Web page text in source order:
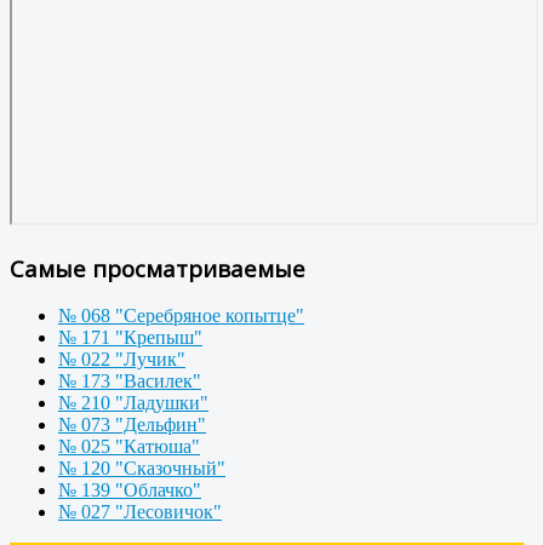
Самые просматриваемые
№ 068 "Серебряное копытце"
№ 171 "Крепыш"
№ 022 "Лучик"
№ 173 "Василек"
№ 210 "Ладушки"
№ 073 "Дельфин"
№ 025 "Катюша"
№ 120 "Сказочный"
№ 139 "Облачко"
№ 027 "Лесовичок"